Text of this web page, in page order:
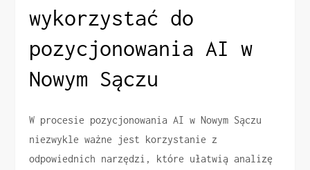
wykorzystać do
pozycjonowania AI w
Nowym Sączu
W procesie pozycjonowania AI w Nowym Sączu
niezwykle ważne jest korzystanie z
odpowiednich narzędzi, które ułatwią analizę